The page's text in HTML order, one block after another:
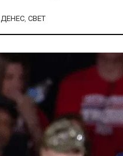
ДЕНЕС, СВЕТ